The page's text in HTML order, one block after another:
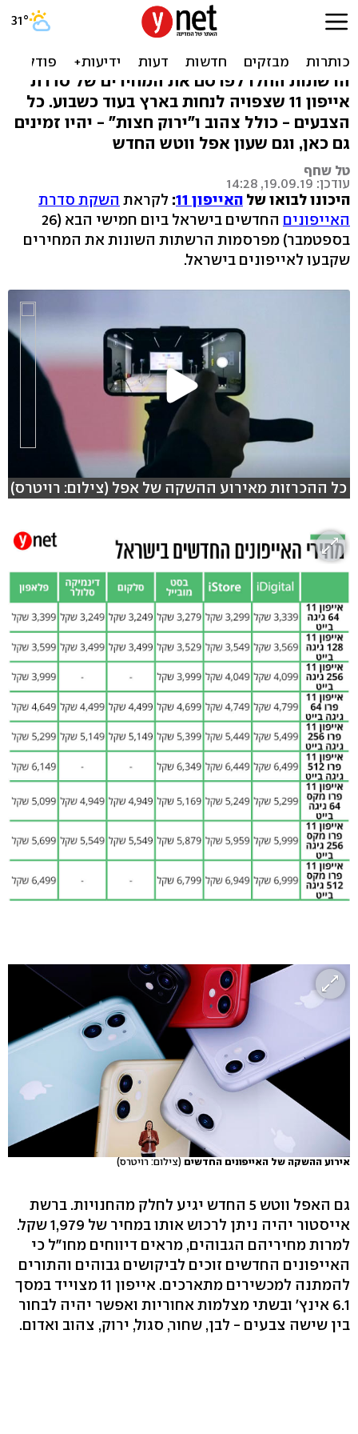
מ-3,250 עד 7,000 שקל: אלה
מחירי האייפון
הרשתות החלו לפרסם את המחירים של סדרת
אייפון 11 שצפויה לנחות בארץ בעוד כשבוע. כל
הצבעים - כולל צהוב ו"ירוק חצות" - יהיו זמינים
גם כאן, וגם שעון אפל ווטש החדש
טל שחף
עודכן: 19.09.19, 14:28
היכונו לבואו של האייפון 11 : לקראת השקת סדרת
האייפונים
החדשים בישראל ביום חמישי הבא (26
בספטמבר) מפרסמות הרשתות השונות את המחירים
שקבעו לאייפונים בישראל.
כל ההכרזות מאירוע ההשקה של אפל (צילום: רויטרס)
אירוע ההשקה של האייפונים החדשים(צילום: רויטרס)
גם האפל ווטש 5 החדש יגיע לחלק מהחנויות. ברשת
אייסטור יהיה ניתן לרכוש אותו במחיר של 1,979 שקל.
למרות מחיריהם הגבוהים, מראים דיווחים מחו"ל כי
האייפונים החדשים זוכים לביקושים גבוהים והתורים
להמתנה למכשירים מתארכים. אייפון 11 מצוייד במסך
6.1 אינץ' ובשתי מצלמות אחוריות ואפשר יהיה לבחור
בין שישה צבעים - לבן, שחור, סגול, ירוק, צהוב ואדום.